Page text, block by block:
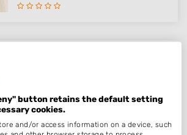
Op 17,33 km afstand
button retains the default setting
cookies.
and/or access information on a device, such